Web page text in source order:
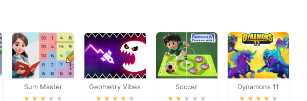
Sum Master
Geometry Vibes
Monster
Soccer
Tournament
Dynamons 11